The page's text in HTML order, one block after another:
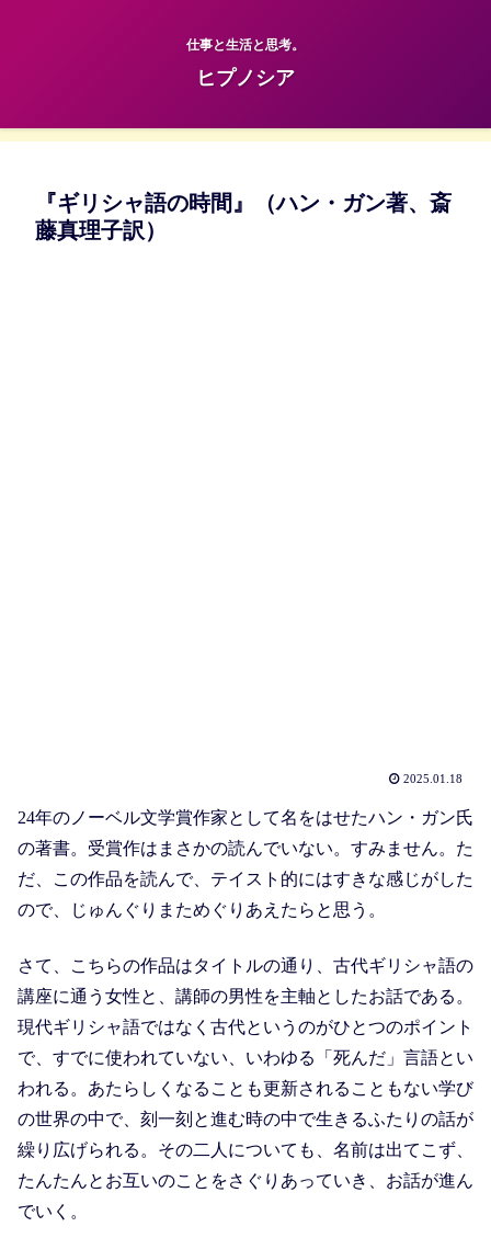
仕事と生活と思考。
ヒプノシア
『ギリシャ語の時間』（ハン・ガン著、斎
藤真理子訳）
2025.01.18
24年のノーベル文学賞作家として名をはせたハン・ガン氏
の著書。受賞作はまさかの読んでいない。すみません。た
だ、この作品を読んで、テイスト的にはすきな感じがした
ので、じゅんぐりまためぐりあえたらと思う。
さて、こちらの作品はタイトルの通り、古代ギリシャ語の
講座に通う女性と、講師の男性を主軸としたお話である。
現代ギリシャ語ではなく古代というのがひとつのポイント
で、すでに使われていない、いわゆる「死んだ」言語とい
われる。あたらしくなることも更新されることもない学び
の世界の中で、刻一刻と進む時の中で生きるふたりの話が
繰り広げられる。その二人についても、名前は出てこず、
たんたんとお互いのことをさぐりあっていき、お話が進ん
でいく。